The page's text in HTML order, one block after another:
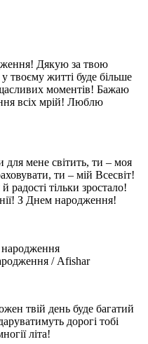
Дякую за твою
твоєму житті буде більше
моментів! Бажаю
всіх мрій! Люблю
мене світить, ти – моя
ти – мій Всесвіт!
тільки зростало!
З Днем народження!
/ Afishar
твій день буде багатий
дорогі тобі
літа!